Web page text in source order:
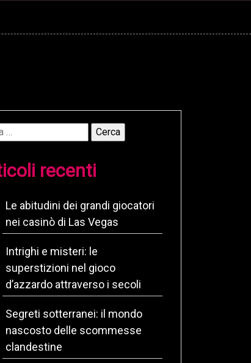
recenti
Le abitudini dei grandi giocatori
nei casinò di Las Vegas
Intrighi e misteri: le
superstizioni nel gioco
d’azzardo attraverso i secoli
Segreti sotterranei: il mondo
nascosto delle scommesse
clandestine